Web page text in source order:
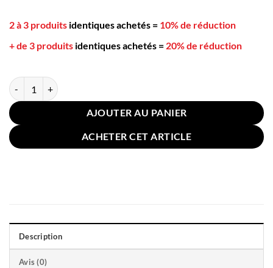
2 à 3 produits identiques achetés = 10% de réduction
+ de 3 produits identiques achetés = 20% de réduction
quantité de Coussin Chauffant Cervicales 44x22cm Violet Bleu
AJOUTER AU PANIER
ACHETER CET ARTICLE
Description
Avis (0)